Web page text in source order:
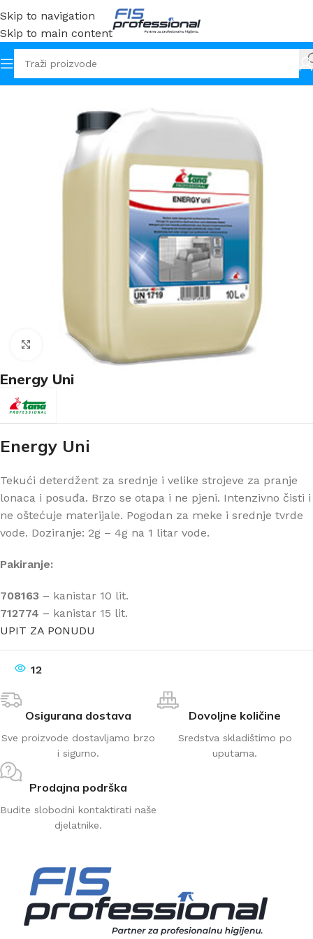
Skip to navigation
Skip to main content
Početna Sredstva
Klikni za uvećanje
Energy Uni
Energy Uni
Tekući deterdžent za srednje i velike strojeve za pranje
lonaca i posuđa. Brzo se otapa i ne pjeni. Intenzivno čisti i
ne oštećuje materijale. Pogodan za meke i srednje tvrde
vode. Doziranje: 2g – 4g na 1 litar vode.
Pakiranje:
708163 – kanistar 10 lit.
712774 – kanistar 15 lit.
UPIT ZA PONUDU
12
Osigurana dostava
Sve proizvode dostavljamo brzo
i sigurno.
Dovoljne količine
Sredstva skladištimo po
uputama.
Prodajna podrška
Budite slobodni kontaktirati naše
djelatnike.